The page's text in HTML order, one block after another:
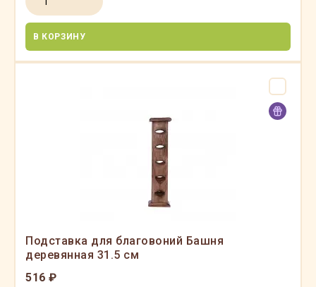
В КОРЗИНУ
Подставка для благовоний Башня
деревянная 31.5 см
516 ₽